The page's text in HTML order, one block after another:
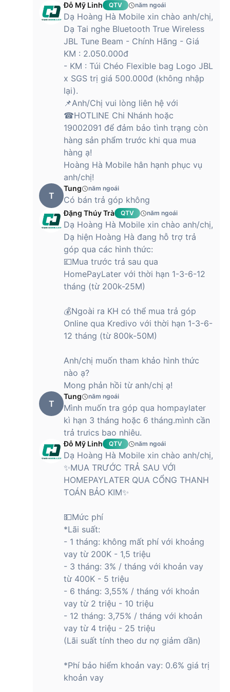
Đỗ Mỹ Linh QTV năm ngoái
Dạ Hoàng Hà Mobile xin chào anh/chị,
Dạ Tai nghe Bluetooth True Wireless
JBL Tune Beam - Chính Hãng - Giá
KM : 2.050.000đ
- KM : Túi Chéo Flexible bag Logo JBL
x SGS trị giá 500.000đ (không nhập
lại).
📌Anh/Chị vui lòng liên hệ với
☎HOTLINE Chi Nhánh hoặc
19002091 để đảm bảo tình trạng còn
hàng sản phẩm trước khi qua mua
hàng ạ!
Hoàng Hà Mobile hân hạnh phục vụ
anh/chị!
T
Tung năm ngoái
Có bán trả góp không
Đặng Thúy Trà QTV năm ngoái
Dạ Hoàng Hà Mobile xin chào anh/chị,
Dạ hiện Hoàng Hà đang hỗ trợ trả
góp qua các hình thức:
💷Mua trước trả sau qua
HomePayLater với thời hạn 1-3-6-12
tháng (từ 200k-25M)
💰Ngoài ra KH có thể mua trả góp
Online qua Kredivo với thời hạn 1-3-6-
12 tháng (từ 800k-50M)
Anh/chị muốn tham khảo hình thức
nào ạ?
Mong phản hồi từ anh/chị ạ!
T
Tung năm ngoái
Mình muốn tra góp qua hompaylater
kì hạn 3 tháng hoặc 6 tháng.mình cần
trả trưics bao nhiêu.
Đỗ Mỹ Linh QTV năm ngoái
Dạ Hoàng Hà Mobile xin chào anh/chị,
✨MUA TRƯỚC TRẢ SAU VỚI
HOMEPAYLATER QUA CỔNG THANH
TOÁN BẢO KIM✨
💵Mức phí
*Lãi suất:
- 1 tháng: không mất phí với khoảng
vay từ 200K - 1,5 triệu
- 3 tháng: 3% / tháng với khoản vay
từ 400K - 5 triệu
- 6 tháng: 3,55% / tháng với khoản
vay từ 2 triệu - 10 triệu
- 12 tháng: 3,75% / tháng với khoản
vay từ 4 triệu - 25 triệu
(Lãi suất tính theo dư nợ giảm dần)
*Phí bảo hiểm khoản vay: 0.6% giá trị
khoản vay